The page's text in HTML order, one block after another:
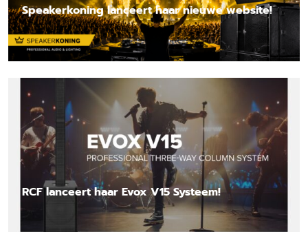
Speakerkoning lanceert haar nieuwe website!
Lees nieuwsbericht
RCF lanceert haar Evox V15 Systeem!
Lees nieuwsbericht